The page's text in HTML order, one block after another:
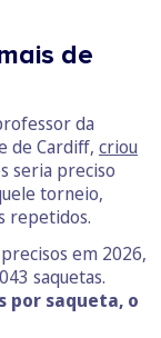
de
da
de Cardiff, criou
seria preciso
torneio,
repetidos.
em 2026,
saquetas.
por saqueta, o